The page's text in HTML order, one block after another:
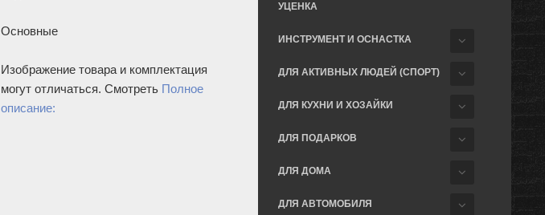
УЦЕНКА
ИНСТРУМЕНТ И ОСНАСТКА
ДЛЯ АКТИВНЫХ ЛЮДЕЙ (СПОРТ)
ДЛЯ КУХНИ И ХОЗАЙКИ
ДЛЯ ПОДАРКОВ
ДЛЯ ДОМА
ДЛЯ АВТОМОБИЛЯ
Основные
Изображение товара и комплектация
могут отличаться. Смотреть Полное
описание: